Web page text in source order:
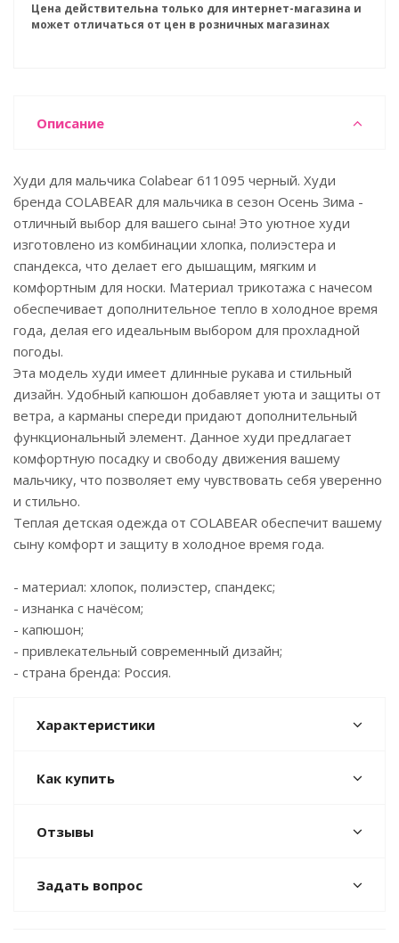
Цена действительна только для интернет-магазина и
может отличаться от цен в розничных магазинах
Описание
Худи для мальчика Colabear 611095 черный. Худи
бренда COLABEAR для мальчика в сезон Осень Зима -
отличный выбор для вашего сына! Это уютное худи
изготовлено из комбинации хлопка, полиэстера и
спандекса, что делает его дышащим, мягким и
комфортным для носки. Материал трикотажа с начесом
обеспечивает дополнительное тепло в холодное время
года, делая его идеальным выбором для прохладной
погоды.
Эта модель худи имеет длинные рукава и стильный
дизайн. Удобный капюшон добавляет уюта и защиты от
ветра, а карманы спереди придают дополнительный
функциональный элемент. Данное худи предлагает
комфортную посадку и свободу движения вашему
мальчику, что позволяет ему чувствовать себя уверенно
и стильно.
Теплая детская одежда от COLABEAR обеспечит вашему
сыну комфорт и защиту в холодное время года.
- материал: хлопок, полиэстер, спандекс;
- изнанка с начёсом;
- капюшон;
- привлекательный современный дизайн;
- страна бренда: Россия.
Характеристики
Как купить
Отзывы
Задать вопрос